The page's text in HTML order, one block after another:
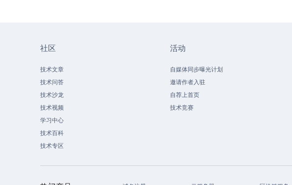
社区
技术文章
技术问答
技术沙龙
技术视频
学习中心
技术百科
技术专区
活动
自媒体同步曝光计划
邀请作者入驻
自荐上首页
技术竞赛